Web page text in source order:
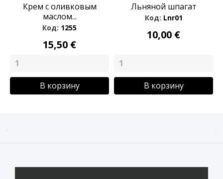
Крем с оливковым
маслом...
Код: 1255
15,50 €
В корзину
Льняной шпагат
Код: Lnr01
10,00 €
В корзину
 